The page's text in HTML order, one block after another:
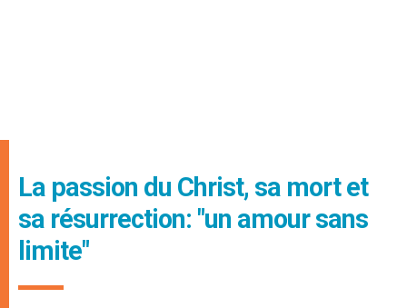
La passion du Christ, sa mort et
sa résurrection: "un amour sans
limite"